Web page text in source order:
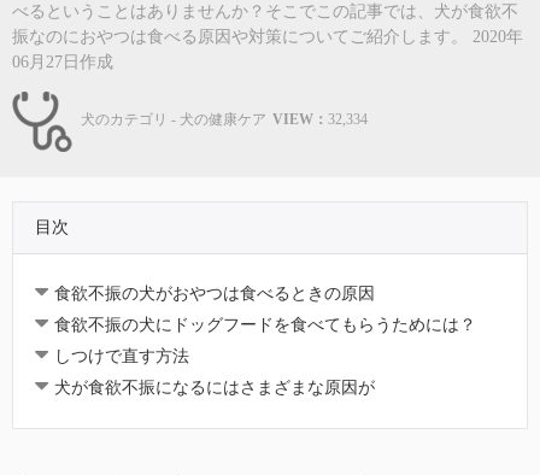
べるということはありませんか？そこでこの記事では、犬が食欲不
振なのにおやつは食べる原因や対策についてご紹介します。 2020年
06月27日作成
犬のカテゴリ - 犬の健康ケア VIEW： 32,334
目次
食欲不振の犬がおやつは食べるときの原因
食欲不振の犬にドッグフードを食べてもらうためには？
しつけで直す方法
犬が食欲不振になるにはさまざまな原因が